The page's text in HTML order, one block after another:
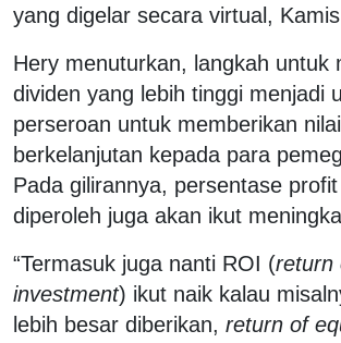
yang digelar secara virtual,
Hery menuturkan, langkah untuk
dividen yang lebih tinggi menjadi
perseroan untuk memberikan
berkelanjutan kepada para
Pada gilirannya, persentase
diperoleh juga akan ikut
“Termasuk juga nanti ROI (return
investment) ikut naik kalau
lebih besar diberikan, return of